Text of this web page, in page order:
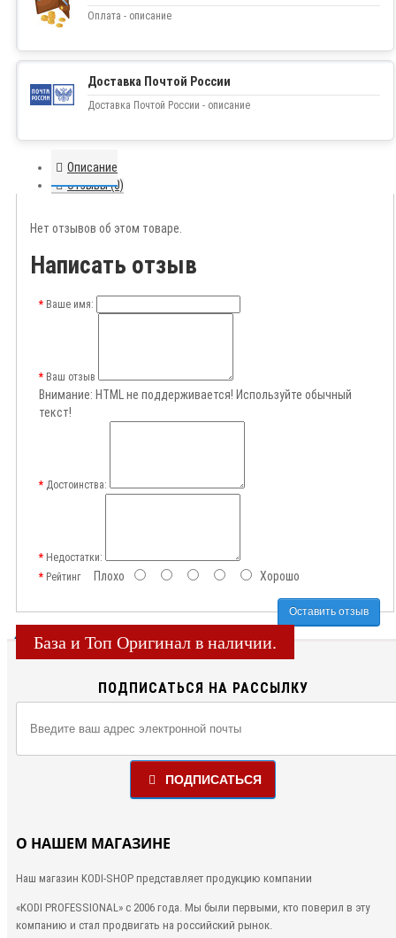
Оплата - описание
Доставка Почтой России
Доставка Почтой России - описание
Описание
Отзывы (0)
Нет отзывов об этом товаре.
Написать отзыв
Ваше имя:
Ваш отзыв
Внимание: HTML не поддерживается! Используйте обычный
текст!
Достоинства:
Недостатки:
РейтингПлохо Хорошо
Оставить отзыв
База и Топ Оригинал в наличии.
ПОДПИСАТЬСЯ НА РАССЫЛКУ
ПОДПИСАТЬСЯ
О НАШЕМ МАГАЗИНЕ
Наш магазин KODI-SHOP представляет продукцию компании
«KODI PROFESSIONAL» с 2006 года. Мы были первыми, кто поверил в эту
компанию и стал продвигать на российский рынок.